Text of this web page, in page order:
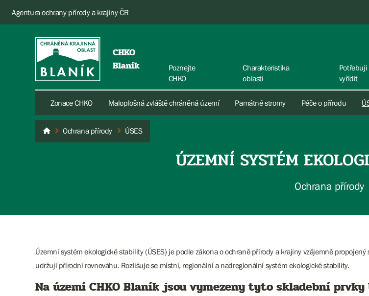
Agentura ochrany přírody a krajiny ČR
CHKO
Blaník
Poznejte
CHKO
Charakteristika
oblasti
Potřebuji
vyřídit
Zonace CHKO Maloplošná zvláště chráněná území Památné stromy Péče o přírodu
BlaníkOchrana přírody ÚSES
ÚZEMNÍ SYSTÉM
Ochrana přírody
Územní systém ekologické stability (ÚSES) je podle zákona o ochraně přírody a krajiny vzájemně
udržují přírodní rovnováhu. Rozlišuje se místní, regionální a nadregionální systém ekologické stability.
Na území CHKO Blaník jsou vymezeny tyto skladební prvky